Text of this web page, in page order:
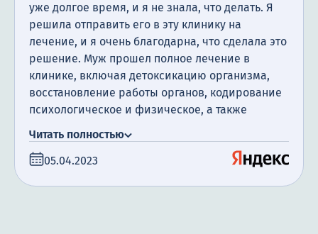
уже долгое время, и я не знала, что делать. Я
решила отправить его в эту клинику на
лечение, и я очень благодарна, что сделала это
решение. Муж прошел полное лечение в
клинике, включая детоксикацию организма,
восстановление работы органов, кодирование
психологическое и физическое, а также
благодарна за поддержку, которую мы
получили. Сегодня прошло уже полгода с того
Читать полностью
05.04.2023